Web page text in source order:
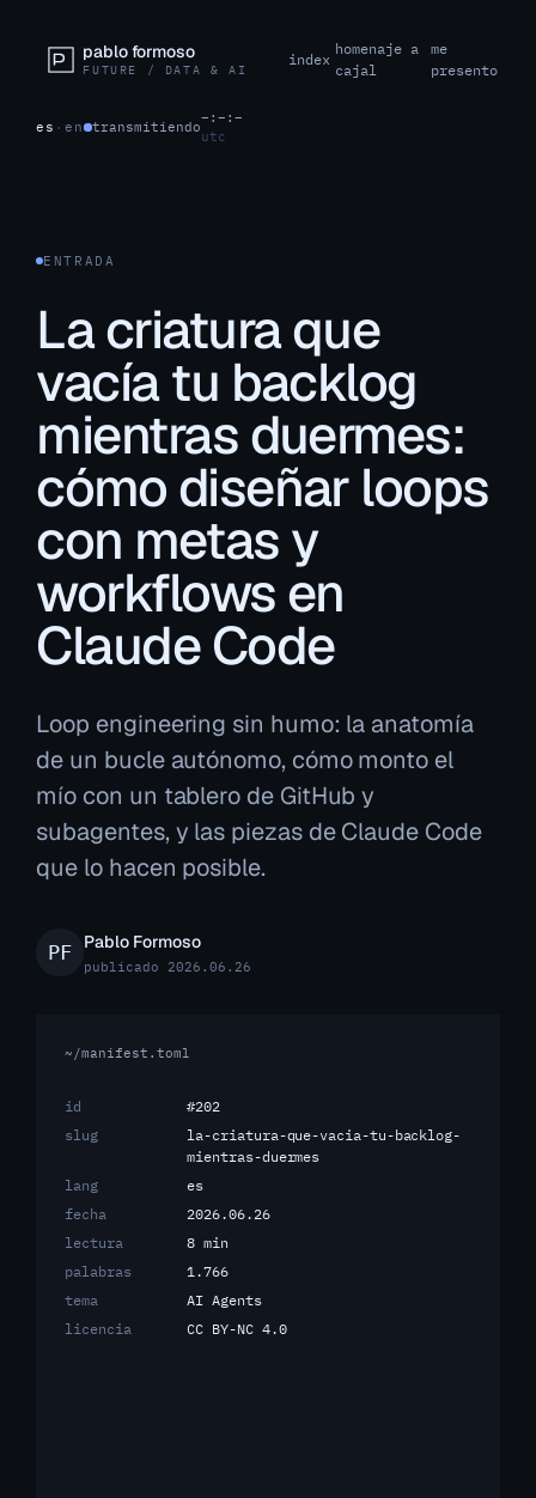
pablo formoso
FUTURE / DATA & AI
index
homenaje a
cajal
me
presento
es ·en transmitiendo
–:–:–
utc
ENTRADA
La criatura que
vacía tu backlog
mientras duermes:
cómo diseñar loops
con metas y
workflows en
Claude Code
Loop engineering sin humo: la anatomía
de un bucle autónomo, cómo monto el
mío con un tablero de GitHub y
subagentes, y las piezas de Claude Code
que lo hacen posible.
Pablo Formoso
publicado 2026.06.26
~/manifest.toml
id
#202
slug
la-criatura-que-vacia-tu-backlog-
mientras-duermes
lang
es
fecha
2026.06.26
lectura
8 min
palabras
1.766
tema
AI Agents
licencia
CC BY-NC 4.0